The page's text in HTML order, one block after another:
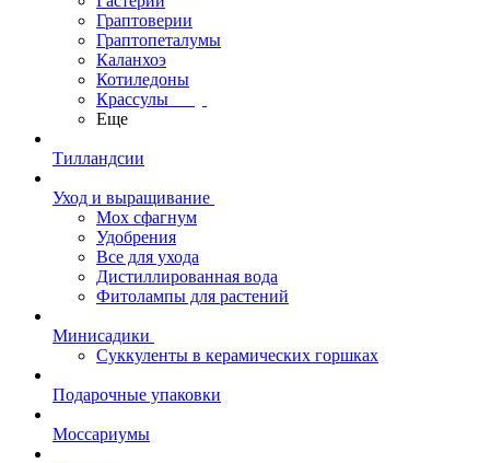
Граптоверии
Граптопеталумы
Каланхоэ
Котиледоны
Крассулы
Еще
Тилландсии
Уход и выращивание
Мох сфагнум
Удобрения
Все для ухода
Дистиллированная вода
Фитолампы для растений
Минисадики
Суккуленты в керамических горшках
Подарочные упаковки
Моссариумы